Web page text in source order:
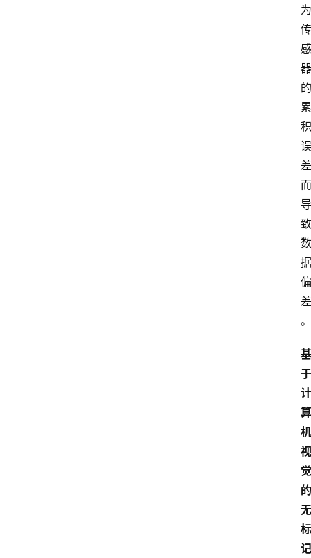
为
传
感
器
的
累
积
误
差
而
导
致
数
据
偏
差
。
基
于
计
算
机
视
觉
的
无
标
记